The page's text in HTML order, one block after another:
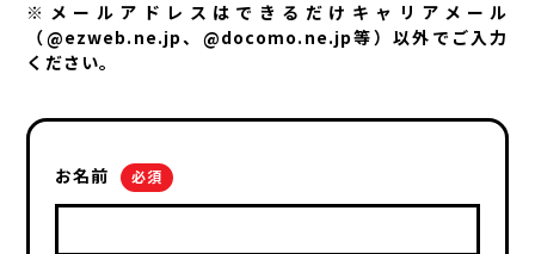
※メールアドレスはできるだけキャリアメール
（@ezweb.ne.jp、@docomo.ne.jp等）以外でご入力
ください。
お名前 必須